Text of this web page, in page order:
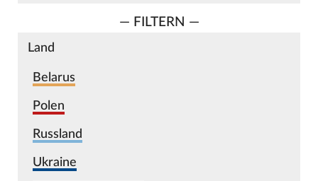
— FILTERN —
Land
Belarus
Polen
Russland
Ukraine